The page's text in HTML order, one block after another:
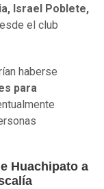
Israel Poblete,
el club
haberse
para
Huachipato a